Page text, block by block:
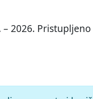
2026. Pristupljeno